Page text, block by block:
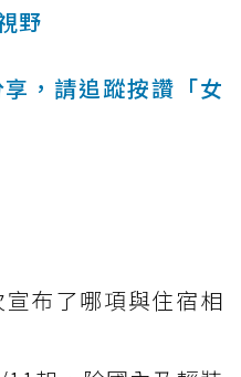
野
，請追蹤按讚「女
布了哪項與住宿相